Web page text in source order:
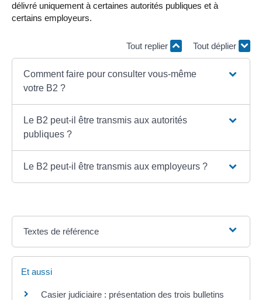
délivré uniquement à certaines autorités publiques et à
certains employeurs.
Tout replier Tout déplier
Comment faire pour consulter vous-même
votre B2 ?
Le B2 peut-il être transmis aux autorités
publiques ?
Le B2 peut-il être transmis aux employeurs ?
Textes de référence
Et aussi
Casier judiciaire : présentation des trois bulletins